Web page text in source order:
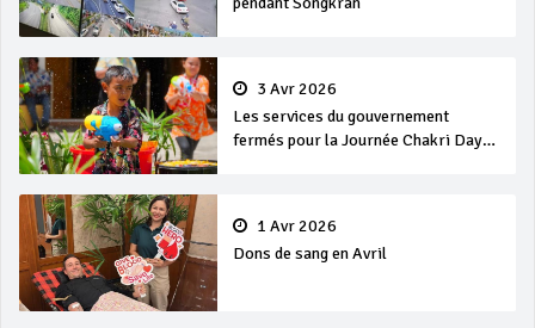
3 Avr 2026
Les services du gouvernement
fermés pour la Journée Chakri Day
1 Avr 2026
Dons de sang en Avril